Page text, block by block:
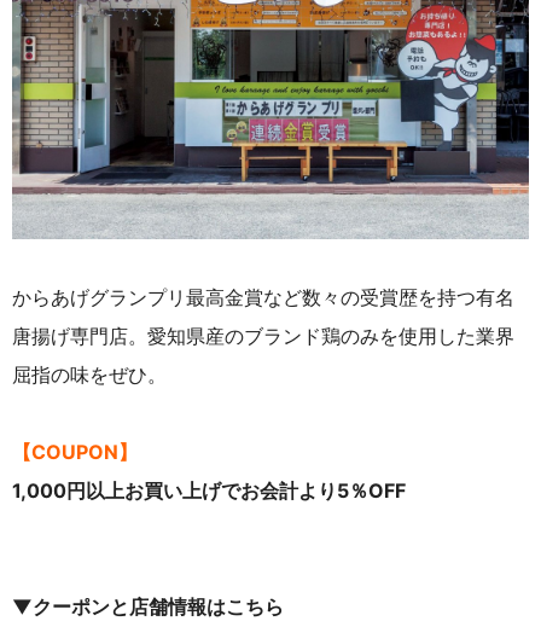
からあげグランプリ最高金賞など数々の受賞歴を持つ有名
唐揚げ専門店。愛知県産のブランド鶏のみを使用した業界
屈指の味をぜひ。
【COUPON】
1,000円以上お買い上げでお会計より5％OFF
▼クーポンと店舗情報はこちら